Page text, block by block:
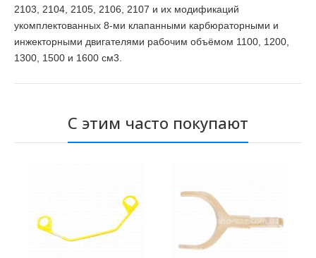
2103, 2104, 2105, 2106, 2107 и их модификаций
укомплектованных 8-ми клапанными карбюраторными и
инжекторными двигателями рабочим объёмом 1100, 1200,
1300, 1500 и 1600 см3.
С этим часто покупают